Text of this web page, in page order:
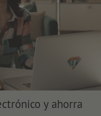
y ahorra